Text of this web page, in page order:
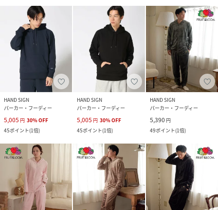
HAND SIGN
パーカー・フーディー
5,005 円 30%OFF
45ポイント(1倍)
HAND SIGN
パーカー・フーディー
5,005 円 30%OFF
45ポイント(1倍)
HAND SIGN
パーカー・フーディー
5,390 円
49ポイント(1倍)